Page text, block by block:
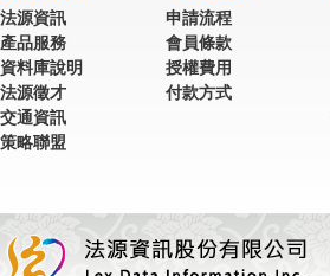
法源資訊
產品服務
資料庫說明
法源徵才
交通資訊
策略聯盟
申請流程
會員條款
授權費用
付款方式